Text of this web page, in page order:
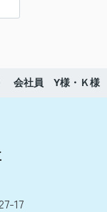
会社員 Y様・Ｋ様
17